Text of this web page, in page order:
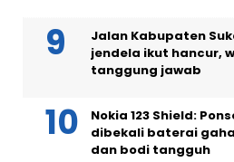
Jalan Kabupaten
jendela ikut hancur,
tanggung jawab
Nokia 123 Shield:
dibekali baterai
dan bodi tangguh